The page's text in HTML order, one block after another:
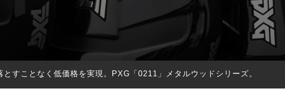
とすことなく低価格を実現。PXG「0211」メタルウッドシリーズ。